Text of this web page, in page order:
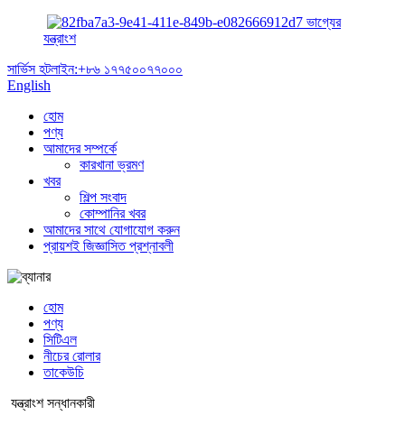
ভাগ্যের
যন্ত্রাংশ
সার্ভিস হটলাইন:+৮৬ ১৭৭৫০০৭৭০০০
English
হোম
পণ্য
আমাদের সম্পর্কে
কারখানা ভ্রমণ
খবর
শিল্প সংবাদ
কোম্পানির খবর
আমাদের সাথে যোগাযোগ করুন
প্রায়শই জিজ্ঞাসিত প্রশ্নাবলী
হোম
পণ্য
সিটিএল
নীচের রোলার
তাকেউচি
যন্ত্রাংশ সন্ধানকারী